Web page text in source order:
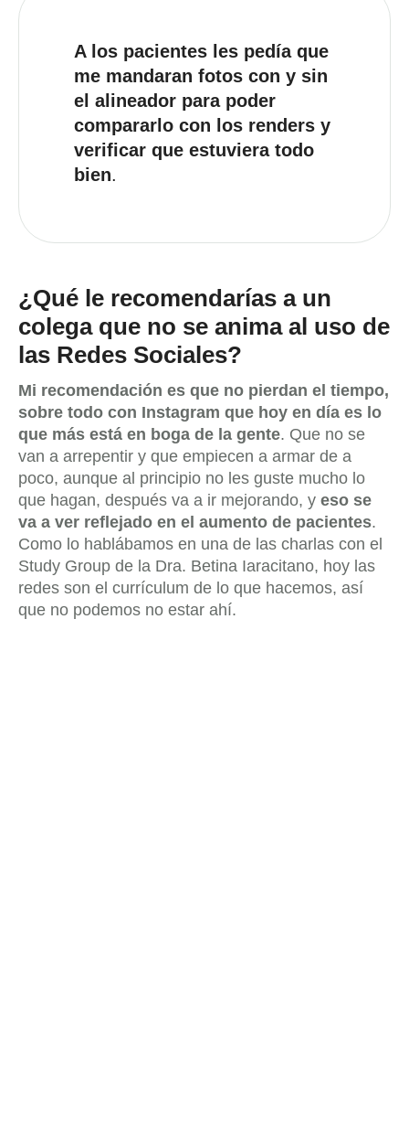
A los pacientes les pedía que
me mandaran fotos con y sin
el alineador para poder
compararlo con los renders y
verificar que estuviera todo
bien.
¿Qué le recomendarías a un
colega que no se anima al uso de
las Redes Sociales?
Mi recomendación es que no pierdan el tiempo,
sobre todo con Instagram que hoy en día es lo
que más está en boga de la gente. Que no se
van a arrepentir y que empiecen a armar de a
poco, aunque al principio no les guste mucho lo
que hagan, después va a ir mejorando, y eso se
va a ver reflejado en el aumento de pacientes.
Como lo hablábamos en una de las charlas con el
Study Group de la Dra. Betina Iaracitano, hoy las
redes son el currículum de lo que hacemos, así
que no podemos no estar ahí.